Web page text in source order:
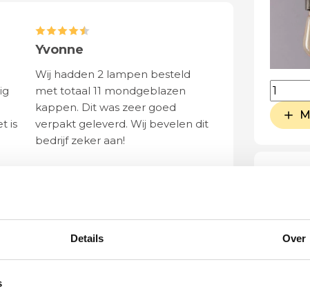
Details Over
is
Yvonne
Wij hadden 2 lampen besteld
met totaal 11 mondgeblazen
kappen. Dit was zeer goed
verpakt geleverd. Wij bevelen dit
bedrijf zeker aan!